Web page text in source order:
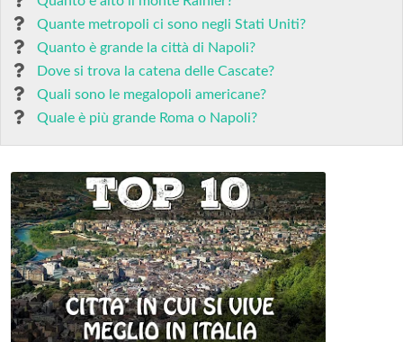
Quante metropoli ci sono negli Stati Uniti?
Quanto è grande la città di Napoli?
Dove si trova la catena delle Cascate?
Quali sono le megalopoli americane?
Quale è più grande Roma o Napoli?